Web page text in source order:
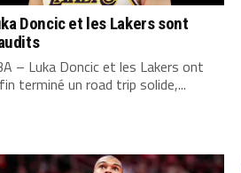
Doncic et les Lakers sont
– Luka Doncic et les Lakers ont
terminé un road trip solide,...